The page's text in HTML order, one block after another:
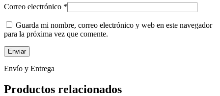
Correo electrónico *
Guarda mi nombre, correo electrónico y web en este navegador
para la próxima vez que comente.
Envío y Entrega
Productos relacionados